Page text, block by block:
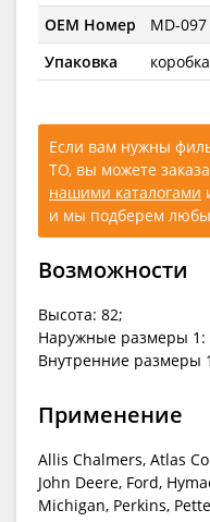
OEM Номер
MD-097
Упаковка
коробка
Если вам нужны
ТО, вы можете
нашими каталогами
и мы подберем
Возможности
Высота: 82;
Наружные размеры 1:
Внутренние размеры
Применение
Allis Chalmers, Atlas
John Deere, Ford,
Michigan, Perkins,